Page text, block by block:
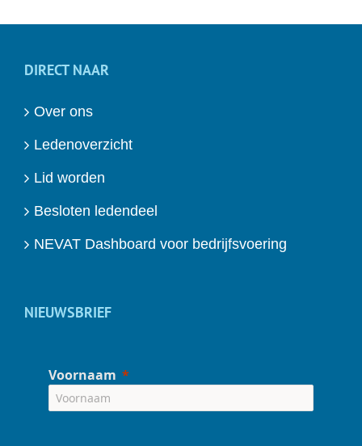
DIRECT NAAR
Over ons
Ledenoverzicht
Lid worden
Besloten ledendeel
NEVAT Dashboard voor bedrijfsvoering
NIEUWSBRIEF
Voornaam